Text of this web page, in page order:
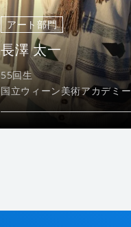
アート部門
長澤 太一
55回生
国立ウィーン美術アカデミー